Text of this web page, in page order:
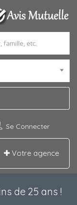
Se Connecter
Votre agence
de 25 ans !